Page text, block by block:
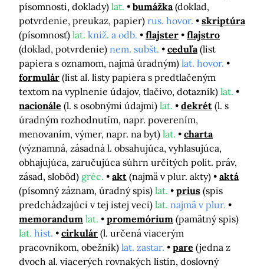
písomnosti, doklady) lat. bumážka (doklad,
potvrdenie, preukaz, papier) rus. hovor.
skriptúra
(písomnosť) lat. kniž. a odb. flajster
flajstro
(doklad, potvrdenie) nem. subšt. ceduľa (list
papiera s oznamom, najmä úradným) lat. hovor.
formulár (list al. listy papiera s predtlačeným
textom na vyplnenie údajov, tlačivo, dotazník) lat.
nacionále (l. s osobnými údajmi) lat. dekrét (l. s
úradným rozhodnutím, napr. poverením,
menovaním, výmer, napr. na byt) lat.
charta
(významná, zásadná l. obsahujúca, vyhlasujúca,
obhajujúca, zaručujúca súhrn určitých polit. práv,
zásad, slobôd) gréc. akt (najmä v plur. akty)
aktá
(písomný záznam, úradný spis) lat. prius (spis
predchádzajúci v tej istej veci) lat. najmä v plur.
memorandum lat. promemórium (pamätný spis)
lat. hist. cirkulár (l. určená viacerým
pracovníkom, obežník) lat. zastar. pare (jedna z
dvoch al. viacerých rovnakých listín, doslovný